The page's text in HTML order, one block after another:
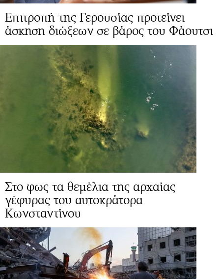
Επιτροπή της Γερουσίας προτείνει
άσκηση διώξεων σε βάρος του Φάουτσι
Στο φως τα θεμέλια της αρχαίας
γέφυρας του αυτοκράτορα
Κωνσταντίνου